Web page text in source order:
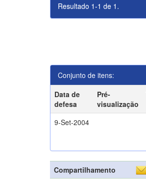
Resultado 1-1 de 1.
Conjunto de itens:
Data de
defesa
Pré-
visualização
9-Set-2004
Compartilhamento